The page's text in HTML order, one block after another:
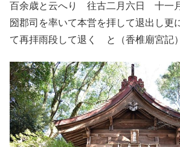
百余歳と云へり 往古二月六日 十一
圀郡司を率いて本営を拝して退出し更
て再拝雨段して退く と（香椎廟宮